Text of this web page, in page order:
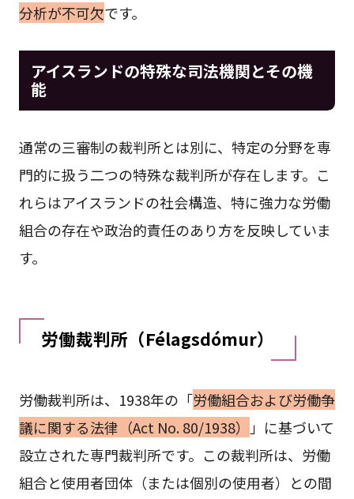
分析が不可欠です。
アイスランドの特殊な司法機関とその機
能
通常の三審制の裁判所とは別に、特定の分野を専
門的に扱う二つの特殊な裁判所が存在します。こ
れらはアイスランドの社会構造、特に強力な労働
組合の存在や政治的責任のあり方を反映していま
す。
労働裁判所（Félagsdómur）
労働裁判所は、1938年の「労働組合および労働争
議に関する法律（Act No. 80/1938）
」に基づいて
設立された専門裁判所です。この裁判所は、労働
組合と使用者団体（または個別の使用者）との間